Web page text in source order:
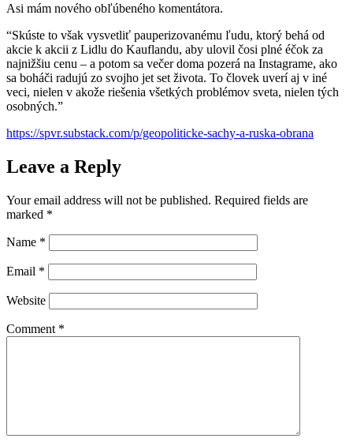
Asi mám nového obľúbeného komentátora.
“Skúste to však vysvetliť pauperizovanému ľudu, ktorý behá od
akcie k akcii z Lidlu do Kauflandu, aby ulovil čosi plné éčok za
najnižšiu cenu – a potom sa večer doma pozerá na Instagrame, ako
sa boháči radujú zo svojho jet set života. To človek uverí aj v iné
veci, nielen v akože riešenia všetkých problémov sveta, nielen tých
osobných.”
https://spvr.substack.com/p/geopoliticke-sachy-a-ruska-obrana
Leave a Reply
Your email address will not be published. Required fields are
marked *
Name *
Email *
Website
Comment *